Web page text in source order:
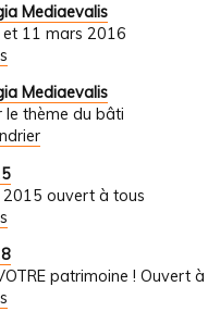
Mediaevalis
11 mars 2016
Mediaevalis
le thème du bâti
ouvert à tous
patrimoine ! Ouvert à